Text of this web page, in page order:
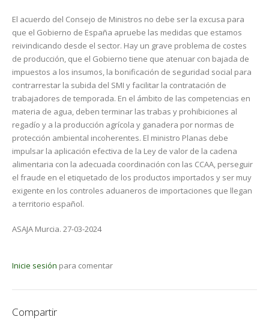
El acuerdo del Consejo de Ministros no debe ser la excusa para
que el Gobierno de España apruebe las medidas que estamos
reivindicando desde el sector. Hay un grave problema de costes
de producción, que el Gobierno tiene que atenuar con bajada de
impuestos a los insumos, la bonificación de seguridad social para
contrarrestar la subida del SMI y facilitar la contratación de
trabajadores de temporada. En el ámbito de las competencias en
materia de agua, deben terminar las trabas y prohibiciones al
regadío y a la producción agrícola y ganadera por normas de
protección ambiental incoherentes. El ministro Planas debe
impulsar la aplicación efectiva de la Ley de valor de la cadena
alimentaria con la adecuada coordinación con las CCAA, perseguir
el fraude en el etiquetado de los productos importados y ser muy
exigente en los controles aduaneros de importaciones que llegan
a territorio español.
ASAJA Murcia. 27-03-2024
Inicie sesión para comentar
Compartir